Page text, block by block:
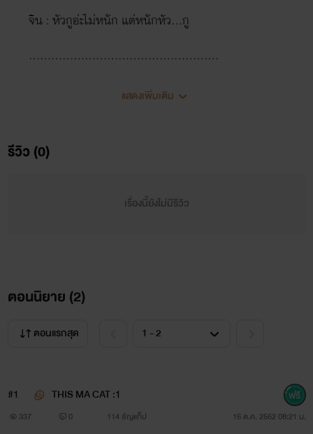
จิน : หัวกูอ่ะไม่หนัก แต่หนักหัว...กู
...................................................
ไปได้
แสดงเพิ่มเติม
รีวิว (0)
เรื่องนี้ยังไม่มีรีวิว
ตอนนิยาย (2)
ตอนแรกสุด
#1 THIS MA CAT :1
337 0 114 ธัญแท็ป 16 ต.ค. 2562 08:21 น.